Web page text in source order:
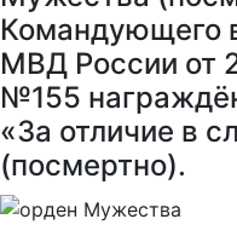
Командующего
МВД России от
№155
«За отличие в
(посмертно).